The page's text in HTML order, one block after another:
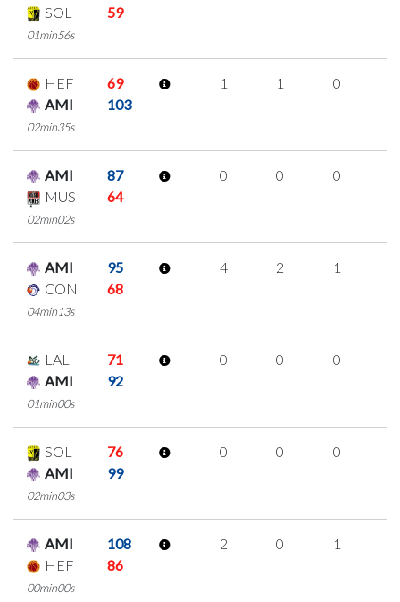
SOL
59
01min56s
HEF
69
AMI
103
02min35s
1 1 0
AMI
87
MUS
64
02min02s
0 0 0
AMI
95
CON
68
04min13s
4 2 1
LAL
71
AMI
92
01min00s
0 0 0
SOL
76
AMI
99
02min03s
0 0 0
AMI
108
HEF
86
00min00s
2 0 1